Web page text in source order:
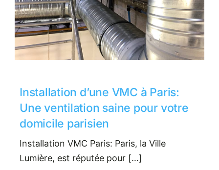
Installation d’une VMC à Paris:
Une ventilation saine pour votre
domicile parisien
Installation VMC Paris: Paris, la Ville
Lumière, est réputée pour […]